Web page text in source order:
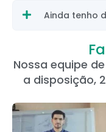
Ainda tenho
Nossa equipe
a disposição,